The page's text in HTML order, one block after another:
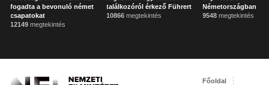
fogadta a bevonuló német
csapatokat
12149 megtekintés
találkozóról érkező Führert
10866 megtekintés
Németországban
9548 megtekintés
Főoldal